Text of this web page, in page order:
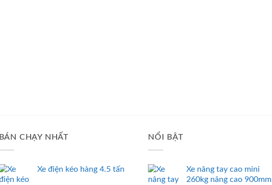
BÁN CHẠY NHẤT
Xe điện kéo hàng 4.5 tấn
NỔI BẬT
Xe nâng tay cao mini
260kg nâng cao 900mm